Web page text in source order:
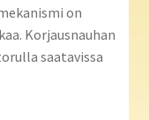
on
Korjausnauhan
saatavissa